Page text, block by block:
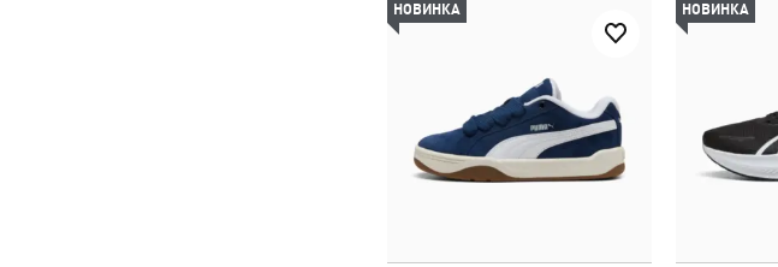
НОВИНКА НОВИНКА